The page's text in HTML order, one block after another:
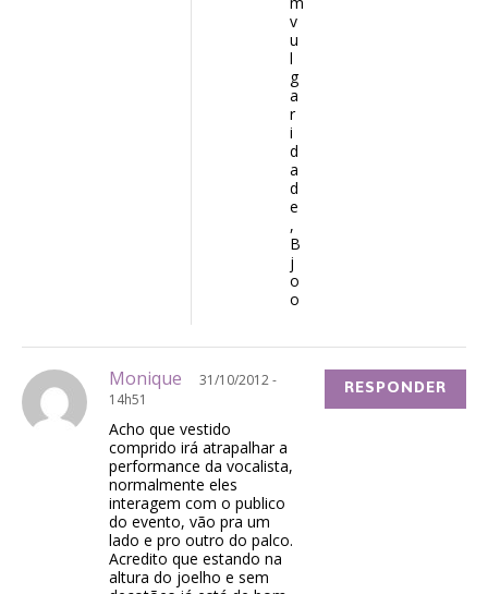
v
u
l
g
a
r
i
d
a
d
e
,
B
j
o
o
Monique
31/10/2012 -
14h51
Acho que vestido
comprido irá atrapalhar a
performance da vocalista,
normalmente eles
interagem com o publico
do evento, vão pra um
lado e pro outro do palco.
Acredito que estando na
altura do joelho e sem
RESPONDER